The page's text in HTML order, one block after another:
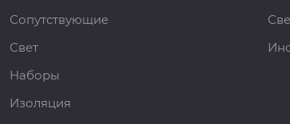
Сопутствующие
Свет
Наборы
Изоляция